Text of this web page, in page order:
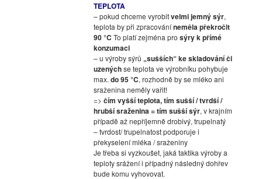
TEPLOTA
– pokud chceme vyrobitvelmi jemný sýr,
teplota by při zpracováníneměla překročit
90 °C To platí zejména pro sýry k přímé
konzumaci
– u výroby sýrů „sušších“ ke skladování či
uzenýchse teplota ve výrobníku pohybuje
max. do 95 °C, rozhodně by se mléko ani
sraženina neměly vařit!
=> čím vyšší teplota, tím sušší / tvrdší /
hrubší sraženina = tím sušší sýr, v krajním
případě až nepříjemně drobivý, trupelnatý
– tvrdost/ trupelnatost podporuje i
překyselení mléka / sraženiny
Je třeba si vyzkoušet, jaká taktika výroby a
teploty srážení i případný následný dohřev
bude komu vyhovovat.